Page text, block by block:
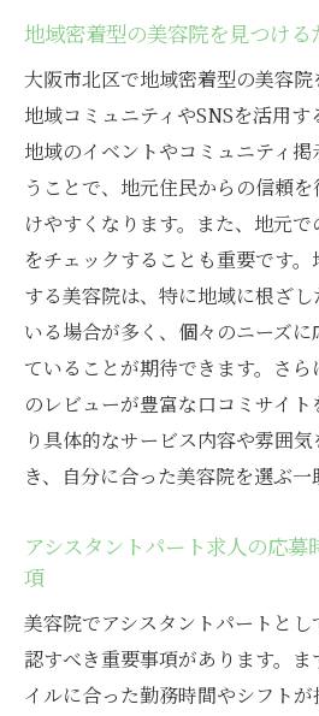
経験者の声を活用した
職場環境に慣れるため
技術向上を目指すため
ン
選ばれるアシスタント
職場での課題解決力を
大阪市内で美容院アシスタ
効果的に探す方法
効率的な情報収集に役
築き方
SNSを活用した最新求
ップ
ト
面接対策で知っておく
自分のキャリアプラン
方法
地域密着型の美容院を見つける
大阪市北区で地域密着型の美容院
地域コミュニティやSNSを活用す
地域のイベントやコミュニティ
うことで、地元住民からの信頼
けやすくなります。また、地元
をチェックすることも重要です
する美容院は、特に地域に根ざ
いる場合が多く、個々のニーズ
ていることが期待できます。さ
のレビューが豊富な口コミサイ
り具体的なサービス内容や雰囲
き、自分に合った美容院を選ぶ一
アシスタントパート求人の応
項
美容院でアシスタントパートと
認すべき重要事項があります。ま
イルに合った勤務時間やシフト